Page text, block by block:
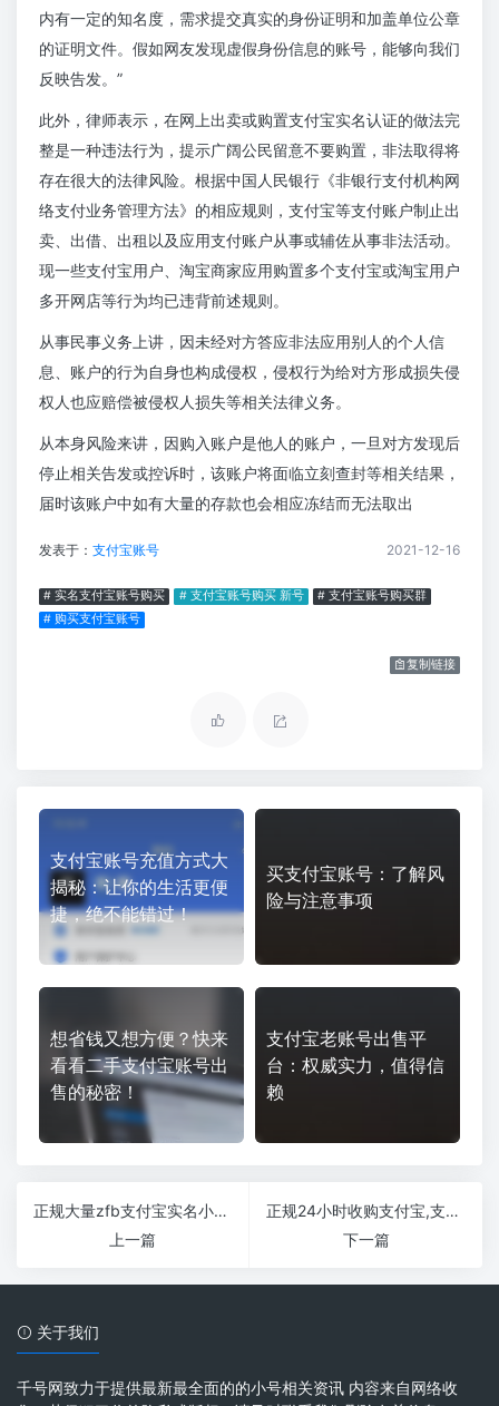
内有一定的知名度，需求提交真实的身份证明和加盖单位公章
的证明文件。假如网友发现虚假身份信息的账号，能够向我们
反映告发。”
此外，律师表示，在网上出卖或购置支付宝实名认证的做法完
整是一种违法行为，提示广阔公民留意不要购置，非法取得将
存在很大的法律风险。根据中国人民银行《非银行支付机构网
络支付业务管理方法》的相应规则，支付宝等支付账户制止出
卖、出借、出租以及应用支付账户从事或辅佐从事非法活动。
现一些支付宝用户、淘宝商家应用购置多个支付宝或淘宝用户
多开网店等行为均已违背前述规则。
从事民事义务上讲，因未经对方答应非法应用别人的个人信
息、账户的行为自身也构成侵权，侵权行为给对方形成损失侵
权人也应赔偿被侵权人损失等相关法律义务。
从本身风险来讲，因购入账户是他人的账户，一旦对方发现后
停止相关告发或控诉时，该账户将面临立刻查封等相关结果，
届时该账户中如有大量的存款也会相应冻结而无法取出
发表于： 支付宝账号 2021-12-16
# 实名支付宝账号购买 # 支付宝账号购买 新号
# 支付宝账号购买群
# 购买支付宝账号
复制链接
支付宝账号充值方式大
揭秘：让你的生活更便
捷，绝不能错过！
买支付宝账号：了解风
险与注意事项
想省钱又想方便？快来
看看二手支付宝账号出
售的秘密！
支付宝老账号出售平
台：权威实力，值得信
赖
正规大量zfb支付宝实名小号批发出售平台
上一篇
正规24小时收购支付宝,支付宝购买交易平台
下一篇
关于我们
千号网致力于提供最新最全面的的小号相关资讯 内容来自网络收